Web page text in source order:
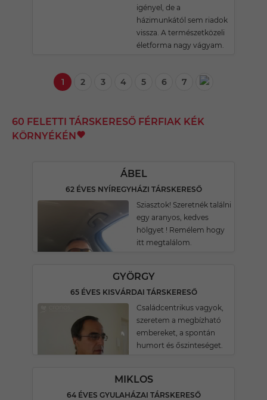
igényel, de a
házimunkától sem riadok
vissza. A természetközeli
életforma nagy vágyam.
1 2 3 4 5 6 7
60 FELETTI TÁRSKERESŐ FÉRFIAK KÉK
KÖRNYÉKÉN
ÁBEL
62 ÉVES NYÍREGYHÁZI TÁRSKERESŐ
Sziasztok! Szeretnék találni
egy aranyos, kedves
hölgyet ! Remélem hogy
itt megtalálom.
GYÖRGY
65 ÉVES KISVÁRDAI TÁRSKERESŐ
Családcentrikus vagyok,
szeretem a megbízható
embereket, a spontán
humort és őszinteséget.
MIKLOS
64 ÉVES GYULAHÁZAI TÁRSKERESŐ